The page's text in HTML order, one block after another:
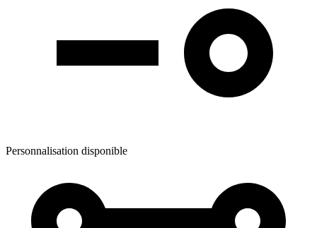
Personnalisation disponible